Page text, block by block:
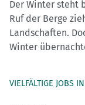
Der Winter steht
Ruf der Berge
Landschaften.
Winter
VIELFÄLTIGE JOBS